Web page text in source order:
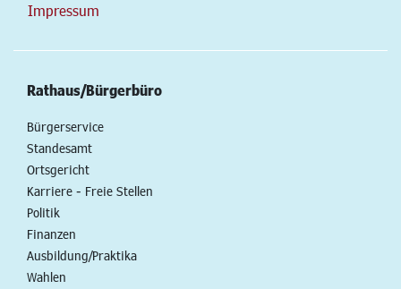
Impressum
Rathaus/Bürgerbüro
Bürgerservice
Standesamt
Ortsgericht
Karriere - Freie Stellen
Politik
Finanzen
Ausbildung/Praktika
Wahlen